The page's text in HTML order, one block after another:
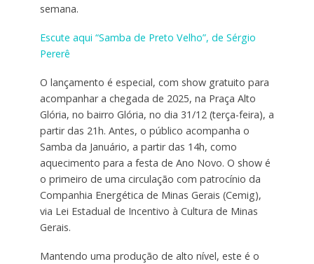
semana.
Escute aqui “Samba de Preto Velho”, de Sérgio
Pererê
O lançamento é especial, com show gratuito para
acompanhar a chegada de 2025, na Praça Alto
Glória, no bairro Glória, no dia 31/12 (terça-feira), a
partir das 21h. Antes, o público acompanha o
Samba da Januário, a partir das 14h, como
aquecimento para a festa de Ano Novo. O show é
o primeiro de uma circulação com patrocínio da
Companhia Energética de Minas Gerais (Cemig),
via Lei Estadual de Incentivo à Cultura de Minas
Gerais.
Mantendo uma produção de alto nível, este é o